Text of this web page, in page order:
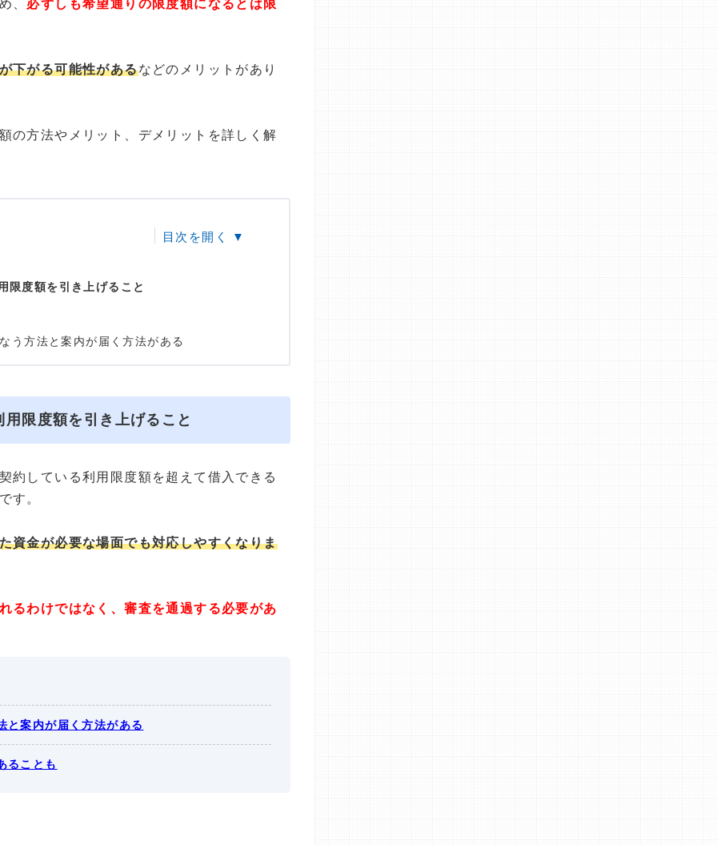
、 必ずしも希望通りの限度額になるとは限
下がる可能性があるなどのメリットがあり
の方法やメリット、デメリットを詳しく解
限度額を引き上げること
う方法と案内が届く方法がある
限度額を引き上げること
約している利用限度額を超えて借入できる
す。
資金が必要な場面でも対応しやすくなりま
るわけではなく、審査を通過する必要があ
と案内が届く方法がある
ることも